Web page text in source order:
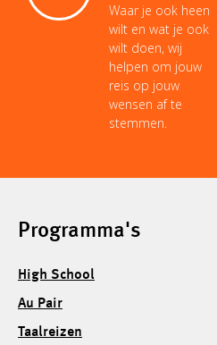
Waar je ook heen
wilt en wat je ook
wilt doen, wij
helpen om jouw
reis op jouw
wensen af te
stemmen.
Programma's
High School
Au Pair
Taalreizen